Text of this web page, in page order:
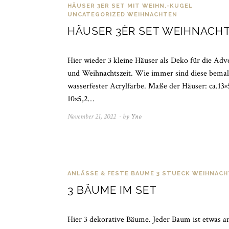
HÄUSER 3ER SET MIT WEIHN.-KUGEL
UNCATEGORIZED WEIHNACHTEN
HÄUSER 3ÈR SET
Hier wieder 3 kleine Häuser als Deko für die
und Weihnachtszeit. Wie immer sind diese
wasserfester Acrylfarbe. Maße der Häuser:
10×5,2…
November 21, 2022 November
by Yno
ANLÄSSE & FESTE BAUME 3 STUECK
3 BÄUME IM SET
Hier 3 dekorative Bäume. Jeder Baum ist etwas